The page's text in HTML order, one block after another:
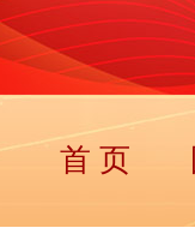
首 页